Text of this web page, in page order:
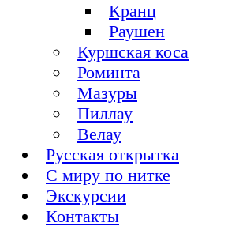
Кранц
Раушен
Куршская коса
Роминта
Мазуры
Пиллау
Велау
Русская открытка
С миру по нитке
Экскурсии
Контакты